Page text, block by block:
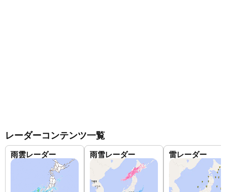
レーダーコンテンツ一覧
雨雲レーダー 雨雪レーダー 雷レーダー